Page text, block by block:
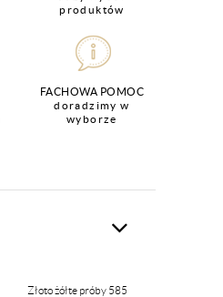
produktów
FACHOWA POMOC
doradzimy w
wyborze
Złoto żółte próby 585